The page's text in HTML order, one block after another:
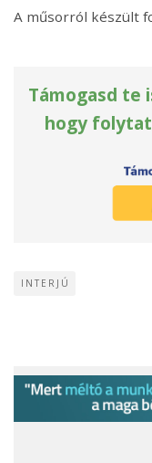
A műsorról készült
Támogasd te
hogy
INTERJÚ